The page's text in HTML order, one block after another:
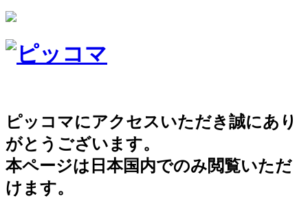
ピッコマにアクセスいただき誠にあり
がとうございます。
本ページは日本国内でのみ閲覧いただ
けます。